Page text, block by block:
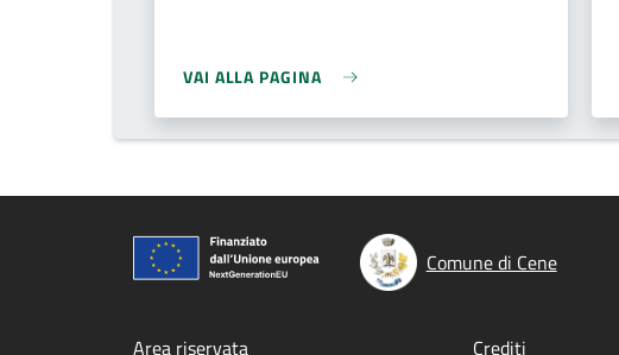
VAI ALLA PAGINA
Comune di Cene
Area riservata Crediti